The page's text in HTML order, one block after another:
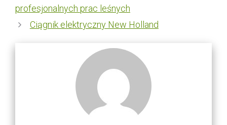
profesjonalnych prac leśnych
Ciągnik elektryczny New Holland